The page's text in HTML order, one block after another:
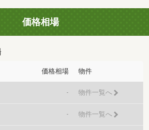
価格相場
価格相場 物件
- 物件一覧へ
- 物件一覧へ